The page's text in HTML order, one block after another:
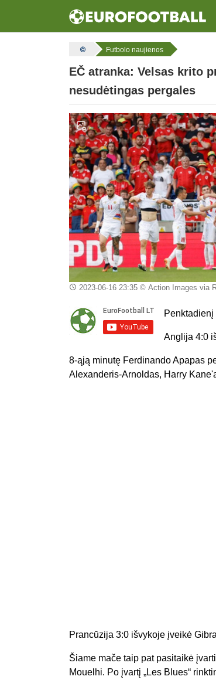
Futbolo naujienos
EČ atranka: Velsas krito
nesudėtingas pergales
2023-06-16 23:35© Action Images via
Anglija 4:0
8-ąją minutę Ferdinando Apapas
Alexanderis-Arnoldas, Harry
Prancūzija 3:0 išvykoje įveikė
Šiame mače taip pat pasitaikė
Mouelhi. Po įvartį „Les Blues“